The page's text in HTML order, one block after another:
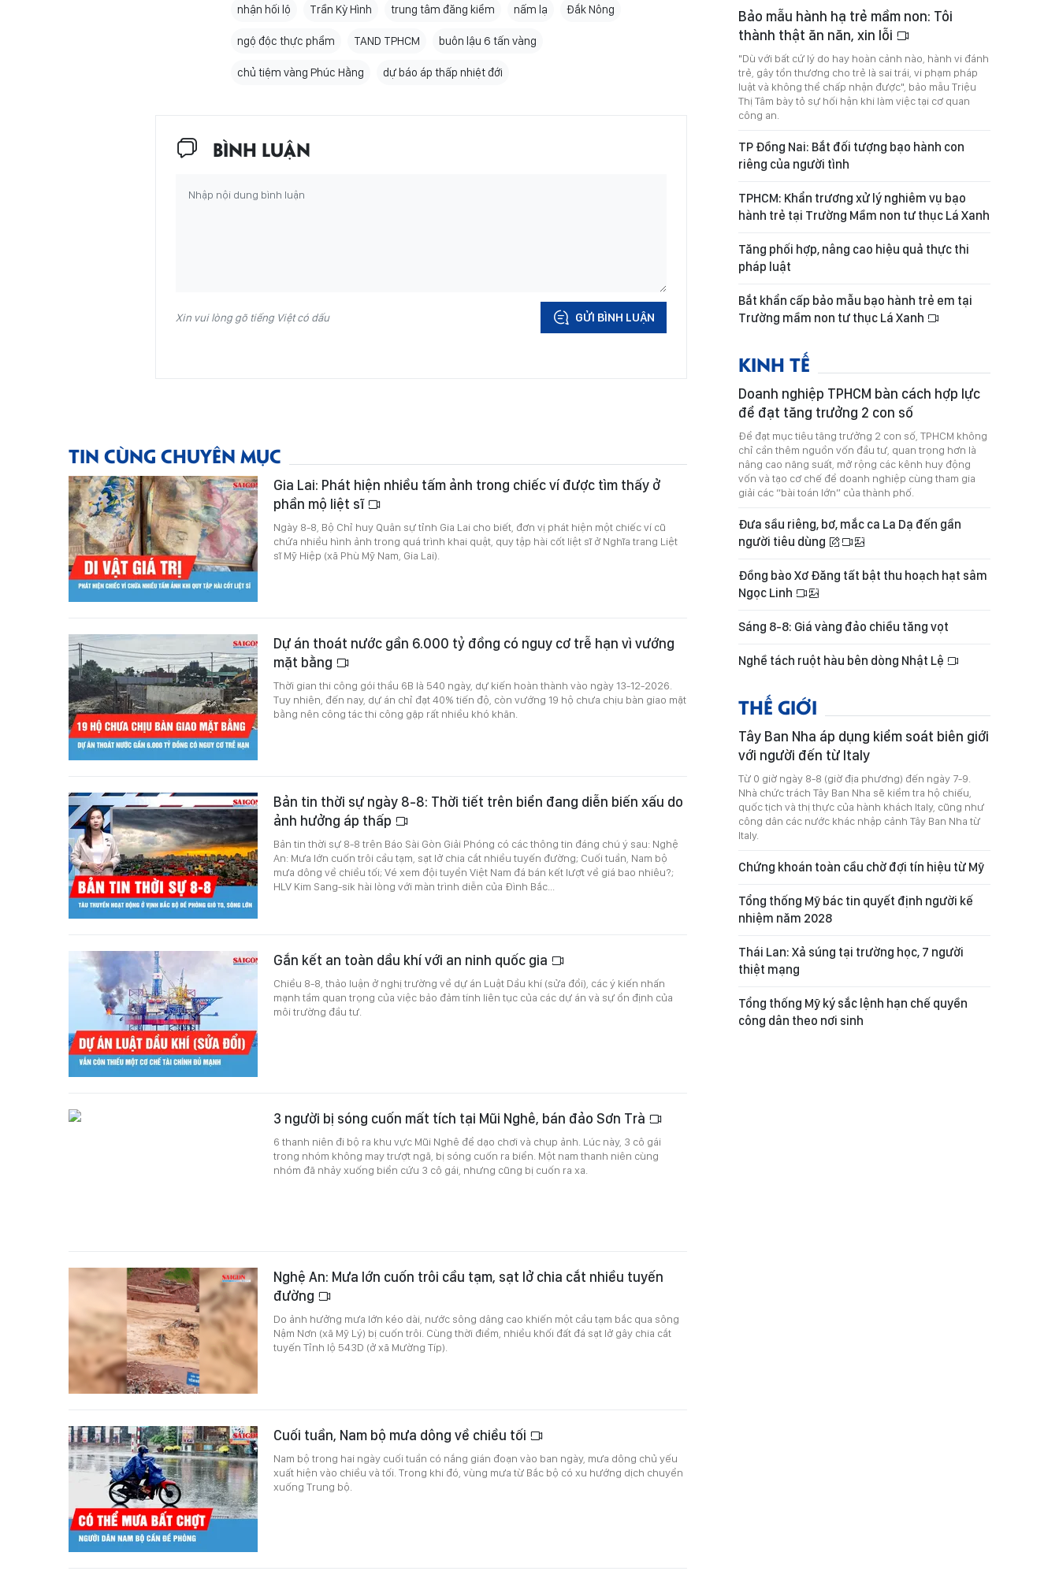
nhận hối lộ Trần Kỳ Hình trung tâm đăng kiểm nấm lạ Đắk Nông
ngộ độc thực phẩm TAND TPHCM buôn lậu 6 tấn vàng
chủ tiệm vàng Phúc Hằng dự báo áp thấp nhiệt đới
BÌNH LUẬN
Xin vui lòng gõ tiếng Việt có dấu GỬI BÌNH LUẬN
TIN CÙNG CHUYÊN MỤC
Gia Lai: Phát hiện nhiều tấm ảnh trong chiếc ví được tìm thấy ở
phần mộ liệt sĩ
Ngày 8-8, Bộ Chỉ huy Quân sự tỉnh Gia Lai cho biết, đơn vị phát hiện một chiếc ví cũ
chứa nhiều hình ảnh trong quá trình khai quật, quy tập hài cốt liệt sĩ ở Nghĩa trang Liệt
sĩ Mỹ Hiệp (xã Phù Mỹ Nam, Gia Lai).
Dự án thoát nước gần 6.000 tỷ đồng có nguy cơ trễ hạn vì vướng
mặt bằng
Thời gian thi công gói thầu 6B là 540 ngày, dự kiến hoàn thành vào ngày 13-12-2026.
Tuy nhiên, đến nay, dự án chỉ đạt 40% tiến độ, còn vướng 19 hộ chưa chịu bàn giao mặt
bằng nên công tác thi công gặp rất nhiều khó khăn.
Bản tin thời sự ngày 8-8: Thời tiết trên biển đang diễn biến xấu do
ảnh hưởng áp thấp
Bản tin thời sự 8-8 trên Báo Sài Gòn Giải Phóng có các thông tin đáng chú ý sau: Nghệ
An: Mưa lớn cuốn trôi cầu tạm, sạt lở chia cắt nhiều tuyến đường; Cuối tuần, Nam bộ
mưa dông về chiều tối; Vé xem đội tuyển Việt Nam đá bán kết lượt về giá bao nhiêu?;
HLV Kim Sang-sik hài lòng với màn trình diễn của Đình Bắc...
Gắn kết an toàn dầu khí với an ninh quốc gia
Chiều 8-8, thảo luận ở nghị trường về dự án Luật Dầu khí (sửa đổi), các ý kiến nhấn
mạnh tầm quan trọng của việc bảo đảm tính liên tục của các dự án và sự ổn định của
môi trường đầu tư.
3 người bị sóng cuốn mất tích tại Mũi Nghê, bán đảo Sơn Trà
6 thanh niên đi bộ ra khu vực Mũi Nghê để dạo chơi và chụp ảnh. Lúc này, 3 cô gái
trong nhóm không may trượt ngã, bị sóng cuốn ra biển. Một nam thanh niên cùng
nhóm đã nhảy xuống biển cứu 3 cô gái, nhưng cũng bị cuốn ra xa.
Nghệ An: Mưa lớn cuốn trôi cầu tạm, sạt lở chia cắt nhiều tuyến
đường
Do ảnh hưởng mưa lớn kéo dài, nước sông dâng cao khiến một cầu tạm bắc qua sông
Nậm Nơn (xã Mỹ Lý) bị cuốn trôi. Cùng thời điểm, nhiều khối đất đá sạt lở gây chia cắt
tuyến Tỉnh lộ 543D (ở xã Mường Típ).
Cuối tuần, Nam bộ mưa dông về chiều tối
Nam bộ trong hai ngày cuối tuần có nắng gián đoạn vào ban ngày, mưa dông chủ yếu
xuất hiện vào chiều và tối. Trong khi đó, vùng mưa từ Bắc bộ có xu hướng dịch chuyển
xuống Trung bộ.
Bảo mẫu hành hạ trẻ mầm non: Tôi
thành thật ăn năn, xin lỗi
"Dù với bất cứ lý do hay hoàn cảnh nào, hành vi đánh
trẻ, gây tổn thương cho trẻ là sai trái, vi phạm pháp
luật và không thể chấp nhận được", bảo mẫu Triệu
Thị Tâm bày tỏ sự hối hận khi làm việc tại cơ quan
công an.
TP Đồng Nai: Bắt đối tượng bạo hành con
riêng của người tình
TPHCM: Khẩn trương xử lý nghiêm vụ bạo
hành trẻ tại Trường Mầm non tư thục Lá Xanh
Tăng phối hợp, nâng cao hiệu quả thực thi
pháp luật
Bắt khẩn cấp bảo mẫu bạo hành trẻ em tại
Trường mầm non tư thục Lá Xanh
KINH TẾ
Doanh nghiệp TPHCM bàn cách hợp lực
để đạt tăng trưởng 2 con số
Để đạt mục tiêu tăng trưởng 2 con số, TPHCM không
chỉ cần thêm nguồn vốn đầu tư, quan trọng hơn là
nâng cao năng suất, mở rộng các kênh huy động
vốn và tạo cơ chế để doanh nghiệp cùng tham gia
giải các “bài toán lớn” của thành phố.
Đưa sầu riêng, bơ, mắc ca La Dạ đến gần
người tiêu dùng
Đồng bào Xơ Đăng tất bật thu hoạch hạt sâm
Ngọc Linh
Sáng 8-8: Giá vàng đảo chiều tăng vọt
Nghề tách ruột hàu bên dòng Nhật Lệ
THẾ GIỚI
Tây Ban Nha áp dụng kiểm soát biên giới
với người đến từ Italy
Từ 0 giờ ngày 8-8 (giờ địa phương) đến ngày 7-9.
Nhà chức trách Tây Ban Nha sẽ kiểm tra hộ chiếu,
quốc tịch và thị thực của hành khách Italy, cũng như
công dân các nước khác nhập cảnh Tây Ban Nha từ
Italy.
Chứng khoán toàn cầu chờ đợi tín hiệu từ Mỹ
Tổng thống Mỹ bác tin quyết định người kế
nhiệm năm 2028
Thái Lan: Xả súng tại trường học, 7 người
thiệt mạng
Tổng thống Mỹ ký sắc lệnh hạn chế quyền
công dân theo nơi sinh